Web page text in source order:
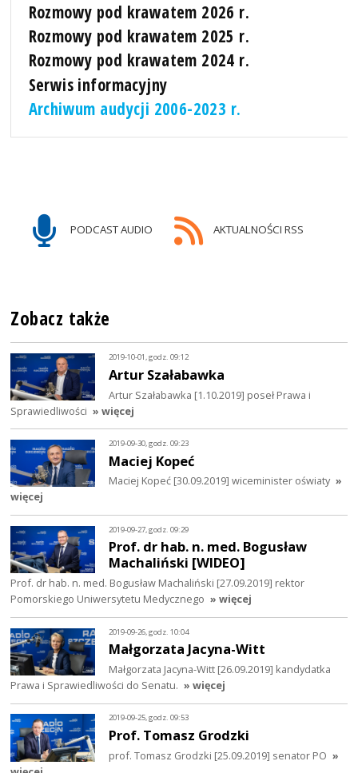
Rozmowy pod krawatem 2026 r.
Rozmowy pod krawatem 2025 r.
Rozmowy pod krawatem 2024 r.
Serwis informacyjny
Archiwum audycji 2006-2023 r.
PODCAST AUDIO AKTUALNOŚCI RSS
Zobacz także
2019-10-01, godz. 09:12
Artur Szałabawka
Artur Szałabawka [1.10.2019] poseł Prawa i
Sprawiedliwości » więcej
2019-09-30, godz. 09:23
Maciej Kopeć
Maciej Kopeć [30.09.2019] wiceminister oświaty »
więcej
2019-09-27, godz. 09:29
Prof. dr hab. n. med. Bogusław
Machaliński [WIDEO]
Prof. dr hab. n. med. Bogusław Machaliński [27.09.2019] rektor
Pomorskiego Uniwersytetu Medycznego » więcej
2019-09-26, godz. 10:04
Małgorzata Jacyna-Witt
Małgorzata Jacyna-Witt [26.09.2019] kandydatka
Prawa i Sprawiedliwości do Senatu. » więcej
2019-09-25, godz. 09:53
Prof. Tomasz Grodzki
prof. Tomasz Grodzki [25.09.2019] senator PO »